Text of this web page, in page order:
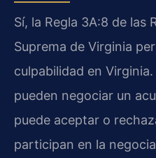
Sí, la Regla 3A:8 de las
Suprema de Virginia
culpabilidad en
pueden negociar un
puede aceptar o
participan en la